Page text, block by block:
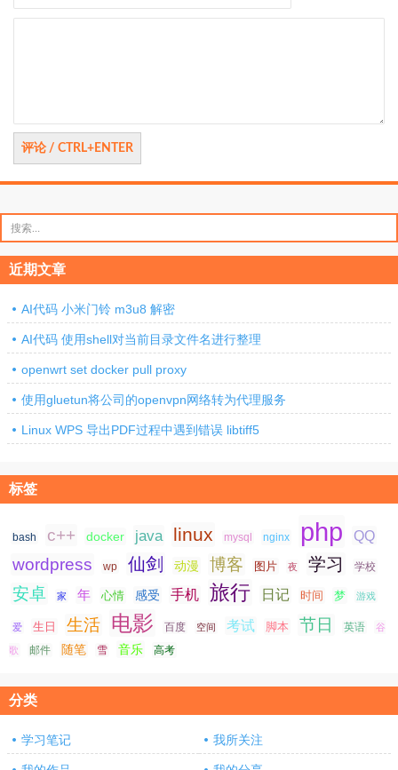
索：
近期文章
AI代码 小米门铃 m3u8 解密
AI代码 使用shell对当前目录文件名进行整理
openwrt set docker pull proxy
使用gluetun将公司的openvpn网络转为代理服务
Linux WPS 导出PDF过程中遇到错误 libtiff5
标签
bash c++ docker java linux mysql nginx php QQ
wordpress wp 仙剑 动漫 博客 图片 夜 学习 学校
安卓 家 年 心情 感受 手机 旅行 日记 时间 梦 游戏
爱 生日 生活 电影 百度 空间 考试 脚本 节日 英语 谷
歌 邮件 随笔 雪 音乐 高考
分类
学习笔记 我所关注